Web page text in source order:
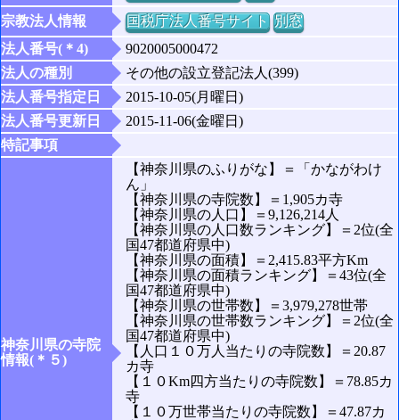
宗教法人情報
国税庁法人番号サイト 別窓
法人番号(＊4)
9020005000472
法人の種別
その他の設立登記法人(399)
法人番号指定日
2015-10-05(月曜日)
法人番号更新日
2015-11-06(金曜日)
特記事項
神奈川県の寺院
情報(＊５)
【神奈川県のふりがな】＝「かながわけ
ん」
【神奈川県の寺院数】＝1,905カ寺
【神奈川県の人口】＝9,126,214人
【神奈川県の人口数ランキング】＝2位(全
国47都道府県中)
【神奈川県の面積】＝2,415.83平方Km
【神奈川県の面積ランキング】＝43位(全
国47都道府県中)
【神奈川県の世帯数】＝3,979,278世帯
【神奈川県の世帯数ランキング】＝2位(全
国47都道府県中)
【人口１０万人当たりの寺院数】＝20.87
カ寺
【１０Km四方当たりの寺院数】＝78.85カ
寺
【１０万世帯当たりの寺院数】＝47.87カ